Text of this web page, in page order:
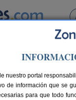
Busca por pueblo
> Fuente de La Salud
nuestro portal
de información que se
para que todo